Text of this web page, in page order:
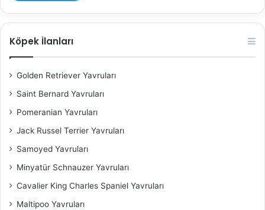
Köpek İlanları
Golden Retriever Yavruları
Saint Bernard Yavruları
Pomeranian Yavruları
Jack Russel Terrier Yavruları
Samoyed Yavruları
Minyatür Schnauzer Yavruları
Cavalier King Charles Spaniel​ Yavruları
Maltipoo Yavruları